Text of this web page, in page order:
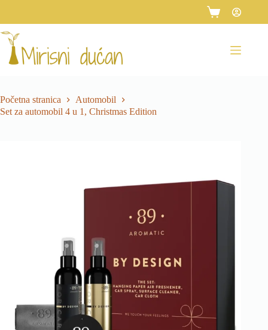
sadržaj
Košarica
Početna stranica
Automobil
Set za automobil 4 u 1, Christmas Edition